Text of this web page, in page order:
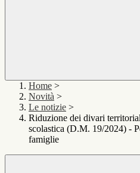
Home >
Novità >
Le notizie >
Riduzione dei divari
scolastica (D.M. 19/2024) -
famiglie